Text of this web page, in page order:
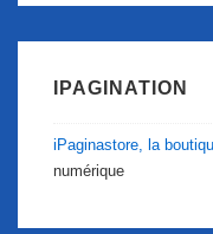
IPAGINATION
iPaginastore, la
numérique